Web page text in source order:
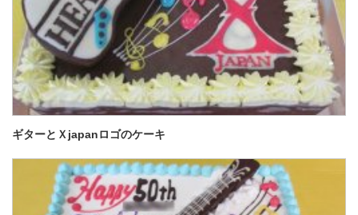
ギターとＸjapanロゴのケーキ